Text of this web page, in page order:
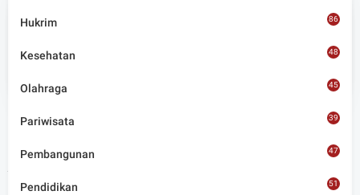
Artikel Terkait
Hukrim 86
Kesehatan 48
Olahraga 45
Pariwisata 39
Pembangunan 47
Pendidikan 51